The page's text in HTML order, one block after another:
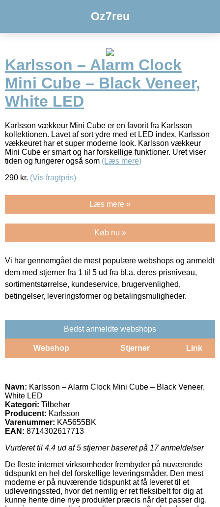
Oz7reu
Karlsson – Alarm Clock
Mini Cube – Black Veneer,
White LED
Karlsson vækkeur Mini Cube er en favorit fra Karlsson
kollektionen. Lavet af sort ydre med et LED index, Karlsson
vækkeuret har et super moderne look. Karlsson vækkeur
Mini Cube er smart og har forskellige funktioner. Uret viser
tiden og fungerer også som (Læs mere)
290 kr. (Vis fragtpris)
Læs mere »
Køb nu »
Vi har gennemgået de mest populære webshops og anmeldt
dem med stjerner fra 1 til 5 ud fra bl.a. deres prisniveau,
sortimentstørrelse, kundeservice, brugervenlighed,
betingelser, leveringsformer og betalingsmuligheder.
Bedst anmeldte webshops
Webshop Stjerner Link
Navn: Karlsson – Alarm Clock Mini Cube – Black Veneer,
White LED
Kategori: Tilbehør
Producent: Karlsson
Varenummer: KA5655BK
EAN: 8714302617713
Vurderet til 4.4 ud af 5 stjerner baseret på 17anmeldelser
De fleste internet virksomheder frembyder på nuværende
tidspunkt en hel del forskellige leveringsmåder. Den mest
moderne er på nuværende tidspunkt at få leveret til et
udleveringssted, hvor det nemlig er ret fleksibelt for dig at
kunne hente dine nye produkter præcis når det passer dig.